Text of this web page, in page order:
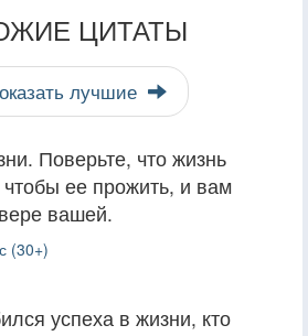
ЦИТАТЫ
лучшие
Поверьте, что жизнь
чтобы ее прожить, и вам
вашей.
(30+)
успеха в жизни, кто